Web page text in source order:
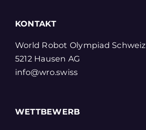
KONTAKT
World Robot Olympiad Schweiz
5212 Hausen AG
info@wro.swiss
WETTBEWERB